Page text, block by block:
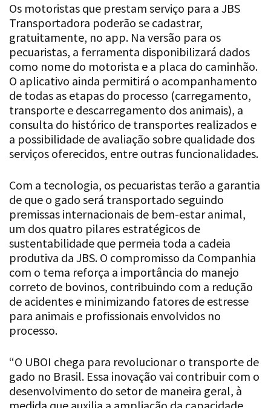
Os motoristas que prestam serviço para a JBS
Transportadora poderão se cadastrar,
gratuitamente, no app. Na versão para os
pecuaristas, a ferramenta disponibilizará dados
como nome do motorista e a placa do caminhão.
O aplicativo ainda permitirá o acompanhamento
de todas as etapas do processo (carregamento,
transporte e descarregamento dos animais), a
consulta do histórico de transportes realizados e
a possibilidade de avaliação sobre qualidade dos
serviços oferecidos, entre outras funcionalidades.
Com a tecnologia, os pecuaristas terão a garantia
de que o gado será transportado seguindo
premissas internacionais de bem-estar animal,
um dos quatro pilares estratégicos de
sustentabilidade que permeia toda a cadeia
produtiva da JBS. O compromisso da Companhia
com o tema reforça a importância do manejo
correto de bovinos, contribuindo com a redução
de acidentes e minimizando fatores de estresse
para animais e profissionais envolvidos no
processo.
“O UBOI chega para revolucionar o transporte de
gado no Brasil. Essa inovação vai contribuir com o
desenvolvimento do setor de maneira geral, à